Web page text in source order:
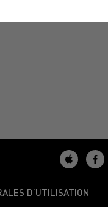
D’UTILISATION